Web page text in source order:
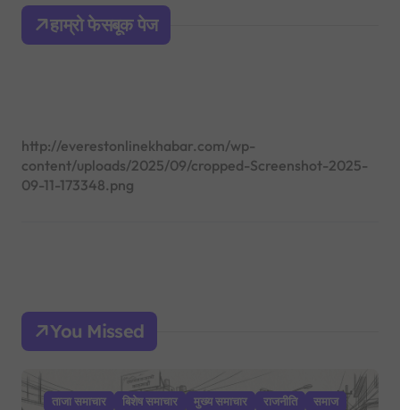
h
o
हाम्रो फेसबूक पेज
http://everestonlinekhabar.com/wp-
content/uploads/2025/09/cropped-Screenshot-2025-
09-11-173348.png
You Missed
ताजा समाचार बिशेष समाचार मुख्य समाचार राजनीति समाज